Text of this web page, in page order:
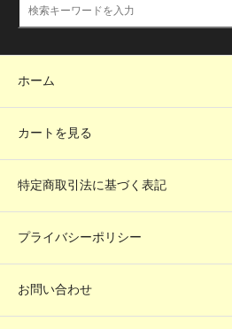
ホーム
カートを見る
特定商取引法に基づく表記
プライバシーポリシー
お問い合わせ